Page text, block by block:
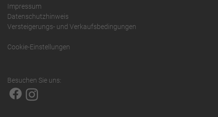
Impressum
Datenschutzhinweis
Versteigerungs- und Verkaufsbedingungen
Cookie-Einstellungen
Besuchen Sie uns: